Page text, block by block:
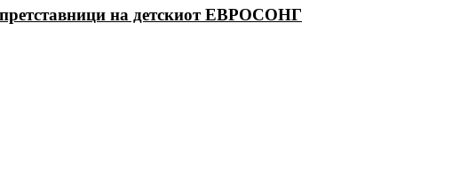
претставници на детскиот ЕВРОСОНГ